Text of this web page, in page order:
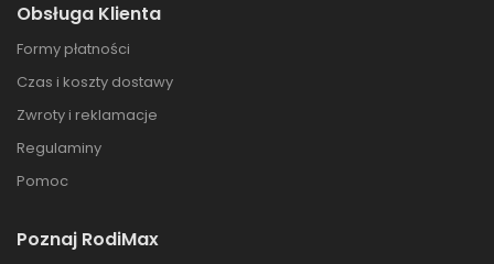
Obsługa Klienta
Formy płatności
Czas i koszty dostawy
Zwroty i reklamacje
Regulaminy
Pomoc
Poznaj RodiMax